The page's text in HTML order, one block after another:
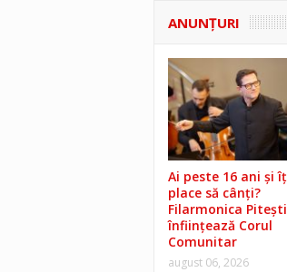
ANUNŢURI
Ai peste 16 ani și
place să cânți?
Filarmonica Pitești
înființează Corul
Comunitar
august 06, 2026